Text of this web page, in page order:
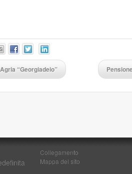
“Georgiadeio”
Collegamento
Mappa del sito